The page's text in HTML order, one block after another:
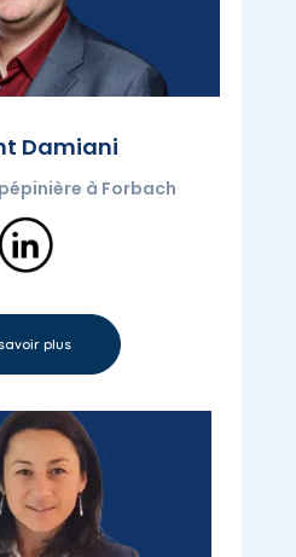
Damiani
à Forbach
plus